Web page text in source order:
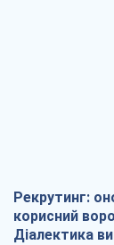
Рекрутинг:
корисний
Діалектика